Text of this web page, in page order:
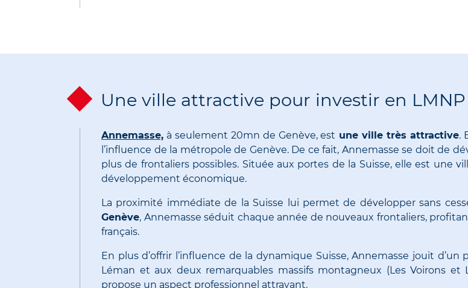
Une ville attractive pour investir en LMNP
Annemasse, à seulement 20mn de Genève, est une ville très attractive.
l’influence de la métropole de Genève.De ce fait, Annemasse se doit de
plus de frontaliers possibles. Située aux portes de la Suisse, elle est une
développement économique.
La proximité immédiate de la Suisse lui permet de développer sans
Genève, Annemasse séduit chaque année de nouveaux frontaliers,
français.
En plus d’offrir l’influence de la dynamique Suisse,Annemasse jouit d’un
Léman et aux deux remarquables massifs montagneux (Les Voirons et
propose un aspect professionnel attrayant.